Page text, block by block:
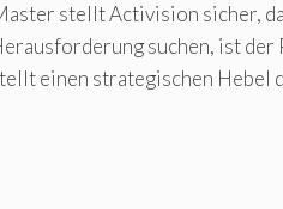
stellt Activision sicher,
suchen, ist
einen strategischen Hebel